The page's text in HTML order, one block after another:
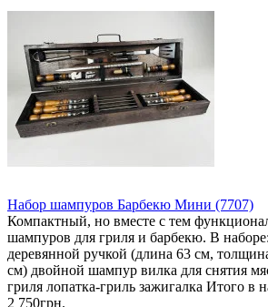
Набор шампуров Барбекю Мини (7707)
Компактный, но вместе с тем
шампуров для гриля и барбекю. В
деревянной ручкой (длина 63 см,
см) двойной шампур вилка для снятия
гриля лопатка-гриль зажигалка Итого в
2 750грн.